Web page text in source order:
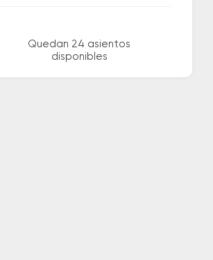
Quedan 24 asientos
disponibles